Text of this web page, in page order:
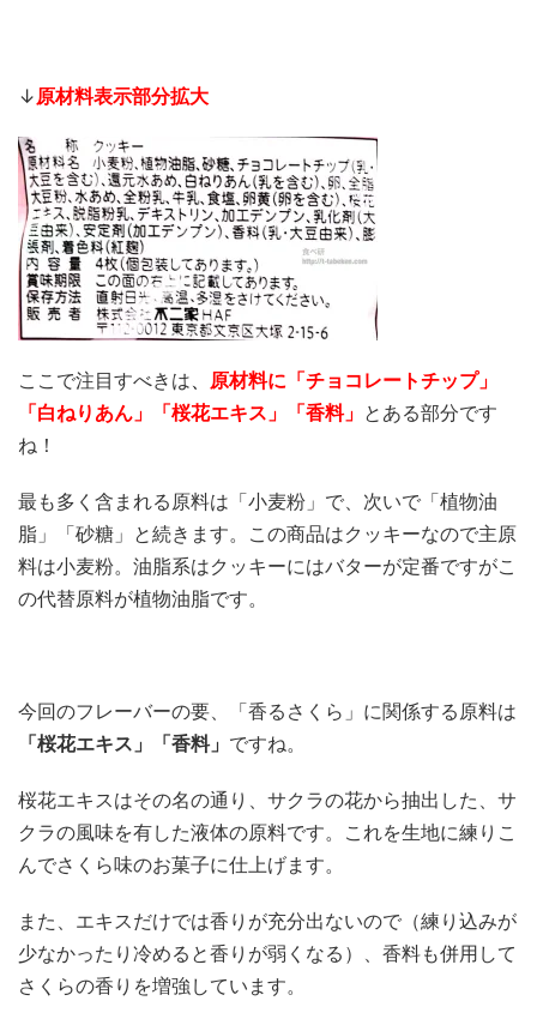
↓原材料表示部分拡大
ここで注目すべきは、 原材料に「チョコレートチップ」
「白ねりあん」「桜花エキス」「香料」 とある部分です
ね！
最も多く含まれる原料は「小麦粉」で、次いで「植物油
脂」「砂糖」と続きます。この商品はクッキーなので主原
料は小麦粉。油脂系はクッキーにはバターが定番ですがこ
の代替原料が植物油脂です。
今回のフレーバーの要、「香るさくら」に関係する原料は
「桜花エキス」「香料」 ですね。
桜花エキスはその名の通り、サクラの花から抽出した、サ
クラの風味を有した液体の原料です。これを生地に練りこ
んでさくら味のお菓子に仕上げます。
また、エキスだけでは香りが充分出ないので（練り込みが
少なかったり冷めると香りが弱くなる）、香料も併用して
さくらの香りを増強しています。